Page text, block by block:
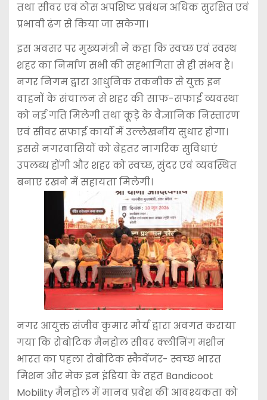
तथा सीवर एवं ठोस अपशिष्ट प्रबंधन अधिक सुरक्षित एवं
प्रभावी ढंग से किया जा सकेगा।
इस अवसर पर मुख्यमंत्री ने कहा कि स्वच्छ एवं स्वस्थ
शहर का निर्माण सभी की सहभागिता से ही संभव है।
नगर निगम द्वारा आधुनिक तकनीक से युक्त इन
वाहनों के संचालन से शहर की साफ-सफाई व्यवस्था
को नई गति मिलेगी तथा कूड़े के वैज्ञानिक निस्तारण
एवं सीवर सफाई कार्यों में उल्लेखनीय सुधार होगा।
इससे नगरवासियों को बेहतर नागरिक सुविधाएं
उपलब्ध होंगी और शहर को स्वच्छ, सुंदर एवं व्यवस्थित
बनाए रखने में सहायता मिलेगी।
नगर आयुक्त संजीव कुमार मौर्य द्वारा अवगत कराया
गया कि रोबोटिक मैनहोल सीवर क्लीनिंग मशीन
भारत का पहला रोबोटिक स्कैवेंजर- स्वच्छ भारत
मिशन और मेक इन इंडिया के तहत Bandicoot
Mobility मैनहोल में मानव प्रवेश की आवश्यकता को